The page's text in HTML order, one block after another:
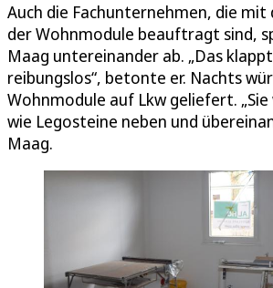
Auch die Fachunternehmen, die mit
der Wohnmodule beauftragt sind,
Maag untereinander ab. „Das
reibungslos“, betonte er. Nachts
Wohnmodule auf Lkw geliefert.
wie Legosteine neben und
Maag.